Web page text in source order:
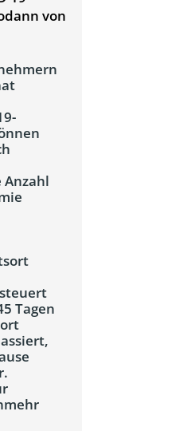
von
Anzahl
Tagen